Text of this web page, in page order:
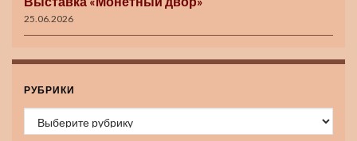
25.06.2026
РУБРИКИ
Рубрики